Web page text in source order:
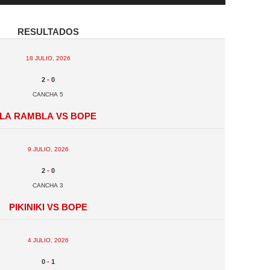
Resultados
18 julio, 2026
2-0
Cancha 5
La Rambla vs BOPE
9 julio, 2026
2-0
Cancha 3
Pikiniki vs BOPE
4 julio, 2026
0-1